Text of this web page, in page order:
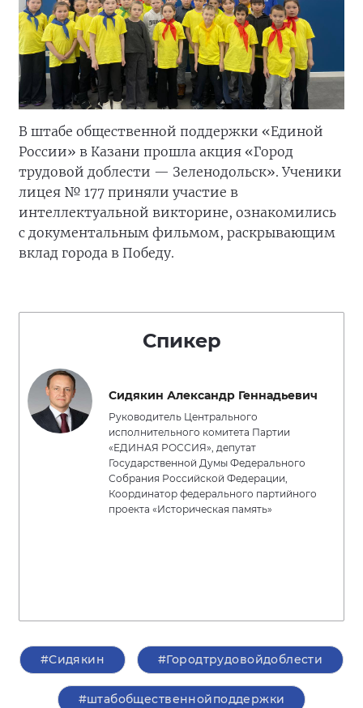
В штабе общественной поддержки «Единой
России» в Казани прошла акция «Город
трудовой доблести — Зеленодольск». Ученики
лицея № 177 приняли участие в
интеллектуальной викторине, ознакомились
с документальным фильмом, раскрывающим
вклад города в Победу.
Спикер
Сидякин Александр Геннадьевич
Руководитель Центрального
исполнительного комитета Партии
«ЕДИНАЯ РОССИЯ», депутат
Государственной Думы Федерального
Собрания Российской Федерации,
Координатор федерального партийного
проекта «Историческая память»
#Сидякин #Городтрудовойдоблести
#штабобщественнойподдержки